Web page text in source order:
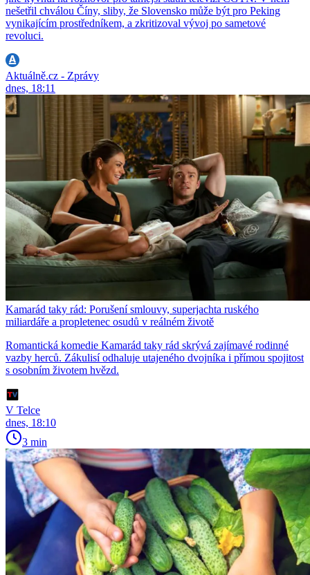
nešetřil chválou Číny, sliby, že Slovensko může být pro Peking
vynikajícím prostředníkem, a zkritizoval vývoj po sametové
revoluci.
Aktuálně.cz - Zprávy
dnes, 18:11
Kamarád taky rád: Porušení smlouvy, superjachta ruského
miliardáře a propletenec osudů v reálném životě
Romantická komedie Kamarád taky rád skrývá zajímavé rodinné
vazby herců. Zákulisí odhaluje utajeného dvojníka i přímou spojitost
s osobním životem hvězd.
V Telce
dnes, 18:10
3 min